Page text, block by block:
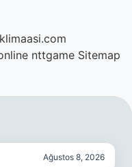
nttgame Sitemap
Ağustos 8, 2026